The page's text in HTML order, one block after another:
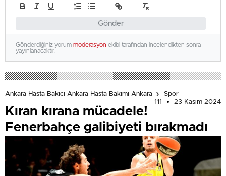
Gönder
Gönderdiğiniz yorum moderasyon ekibi tarafından incelendikten sonra
yayınlanacaktır.
Ankara Hasta Bakıcı Ankara Hasta Bakımı Ankara
Spor
111
23 Kasım 2024
Kıran kırana mücadele!
Fenerbahçe galibiyeti bırakmadı